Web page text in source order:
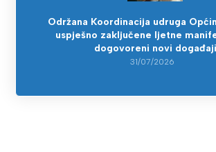
Održana Koordinacija udruga
uspješno zaključene ljetne
dogovoreni novi događaji
31/07/2026